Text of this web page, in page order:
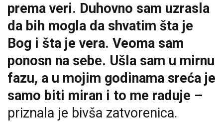
prema veri. Duhovno sam uzrasla
da bih mogla da shvatim šta je
Bog i šta je vera. Veoma sam
ponosn na sebe. Ušla sam u mirnu
fazu, a u mojim godinama sreća je
samo biti miran i to me raduje –
priznala je bivša zatvorenica.